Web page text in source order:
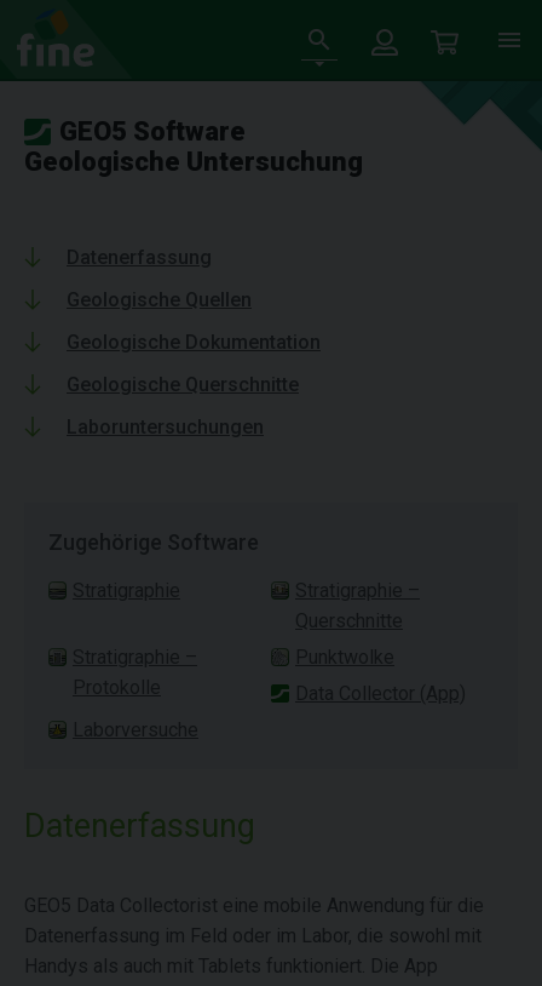
GEO5 Software
Geologische Untersuchung
Datenerfassung
Geologische Quellen
Geologische Dokumentation
Geologische Querschnitte
Laboruntersuchungen
Datenerfassung
GEO5 Data Collectorist eine mobile Anwendung für die
Datenerfassung im Feld oder im Labor, die sowohl mit
Handys als auch mit Tablets funktioniert. Die App